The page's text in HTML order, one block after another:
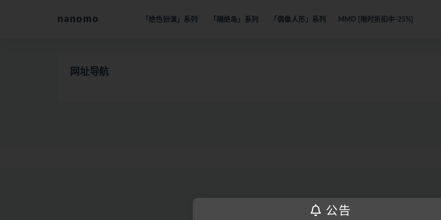
nanomo 「绝色扮演」系列 「隔绝岛」系列 「偶像人形」系列 MMD [限时折扣中-25%]
网址导航
公告